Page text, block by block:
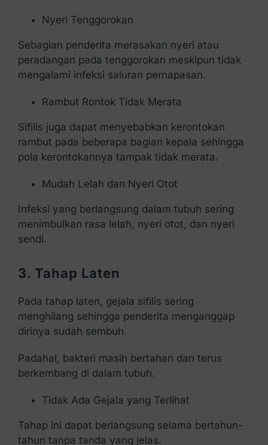
Nyeri Tenggorokan
Sebagian penderita merasakan nyeri atau
peradangan pada tenggorokan meskipun tidak
mengalami infeksi saluran pernapasan.
Rambut Rontok Tidak Merata
Sifilis juga dapat menyebabkan kerontokan
rambut pada beberapa bagian kepala sehingga
pola kerontokannya tampak tidak merata.
Mudah Lelah dan Nyeri Otot
Infeksi yang berlangsung dalam tubuh sering
menimbulkan rasa lelah, nyeri otot, dan nyeri
sendi.
3. Tahap Laten
Pada tahap laten, gejala sifilis sering
menghilang sehingga penderita menganggap
dirinya sudah sembuh.
Padahal, bakteri masih bertahan dan terus
berkembang di dalam tubuh.
Tidak Ada Gejala yang Terlihat
Tahap ini dapat berlangsung selama bertahun-
tahun tanpa tanda yang jelas.